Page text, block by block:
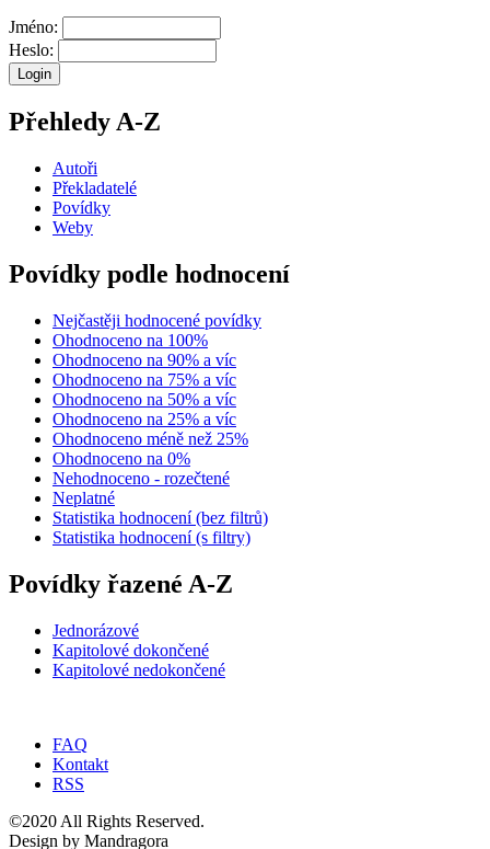
Jméno:
Heslo:
Přehledy A-Z
Autoři
Překladatelé
Povídky
Weby
Povídky podle hodnocení
Nejčastěji hodnocené povídky
Ohodnoceno na 100%
Ohodnoceno na 90% a víc
Ohodnoceno na 75% a víc
Ohodnoceno na 50% a víc
Ohodnoceno na 25% a víc
Ohodnoceno méně než 25%
Ohodnoceno na 0%
Nehodnoceno - rozečtené
Neplatné
Statistika hodnocení (bez filtrů)
Statistika hodnocení (s filtry)
Povídky řazené A-Z
Jednorázové
Kapitolové dokončené
Kapitolové nedokončené
FAQ
Kontakt
RSS
©2020 All Rights Reserved.
Design by Mandragora